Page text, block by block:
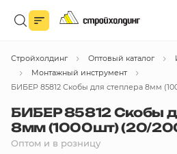
Войдите в личный кабинет
Вы сможете оформлять заказы
Каталог товаров
Стройхолдинг Оптовый каталог
Монтажный инструмент
БИБЕР 85812 Скобы для степлера 8мм
БИБЕР 85812 Скобы
8мм (1000шт) (20/
Оптом и в розницу